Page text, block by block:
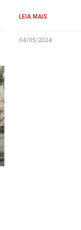
LEIA MAIS
04/05/2024